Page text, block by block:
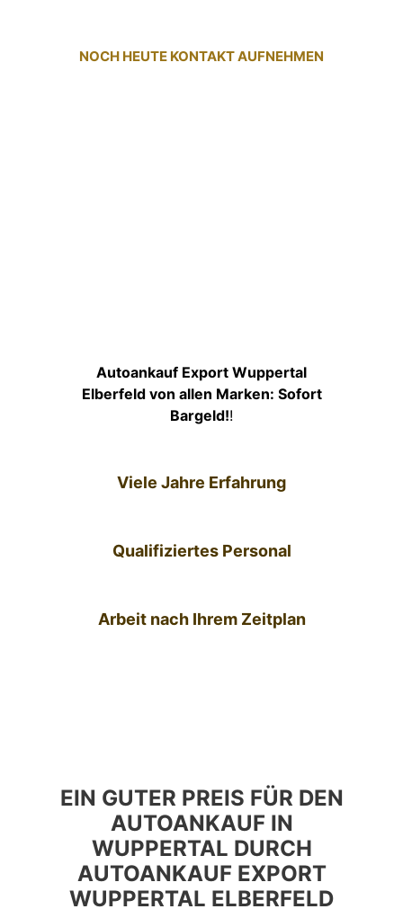
NOCH HEUTE KONTAKT AUFNEHMEN
Autoankauf Export Wuppertal
Elberfeld von allen Marken: Sofort
Bargeld!!
Viele Jahre Erfahrung
Qualifiziertes Personal
Arbeit nach Ihrem Zeitplan
EIN GUTER PREIS FÜR DEN
AUTOANKAUF IN
WUPPERTAL DURCH
AUTOANKAUF EXPORT
WUPPERTAL ELBERFELD